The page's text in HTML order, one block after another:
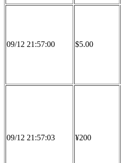
09/12 21:57:00 $5.00
09/12 21:57:03 ¥200